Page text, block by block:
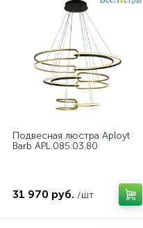
люстры Arte Lamp
люстры divinare
люстры Mantra
люстры для лестницы
люстры с плафонами-
Подвесная люстра Aployt
Barb APL.085.03.80
31 970 руб. /шт